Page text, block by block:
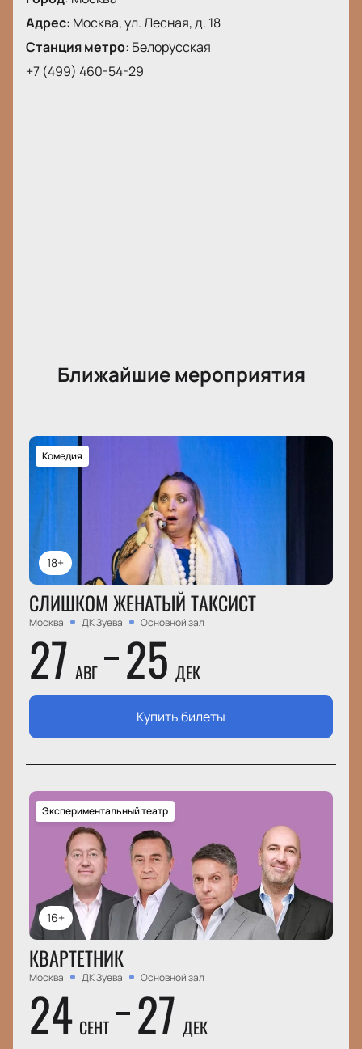
Адрес: Москва, ул. Лесная, д. 18
Станция метро: Белорусская
+7 (499) 460-54-29
Ближайшие мероприятия
18+
Комедия
СЛИШКОМ ЖЕНАТЫЙ ТАКСИСТ
Москва ДК Зуева Основной зал
27 АВГ 25 ДЕК
Купить билеты
16+
Экспериментальный театр
КВАРТЕТНИК
Москва ДК Зуева Основной зал
24 СЕНТ 27 ДЕК